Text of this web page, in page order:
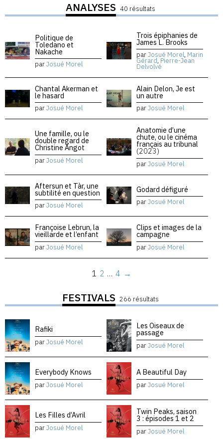
ANALYSES 40 résultats
Politique de
Toledano et
Nakache
parJosué Morel
Trois épiphanies de
James L. Brooks
parJosué Morel, Marin
Gérard, Pierre-Jean
Delvolvé
Chantal Akerman et
le hasard
parJosué Morel
Alain Delon, Je est
un autre
parJosué Morel
Une famille, ou le
double regard de
Christine Angot
parJosué Morel
Anatomie d’une
chute, ou le cinéma
français au tribunal
(2023)
parJosué Morel
Aftersun et Tàr, une
subtilité en question
parJosué Morel
Godard défiguré
parJosué Morel
Françoise Lebrun, la
vieillarde et l’enfant
parJosué Morel
Clips et images de la
campagne
parJosué Morel
1 2 … 4 →
FESTIVALS 266 résultats
Rafiki
parJosué Morel
Les Oiseaux de
passage
parJosué Morel
Everybody Knows
parJosué Morel
A Beautiful Day
parJosué Morel
Les Filles d’Avril
parJosué Morel
Twin Peaks, saison
3 : épisodes 1 et 2
parJosué Morel